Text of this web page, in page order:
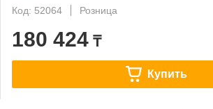
Код: 52064
Розница
180 424 ₸
Купить